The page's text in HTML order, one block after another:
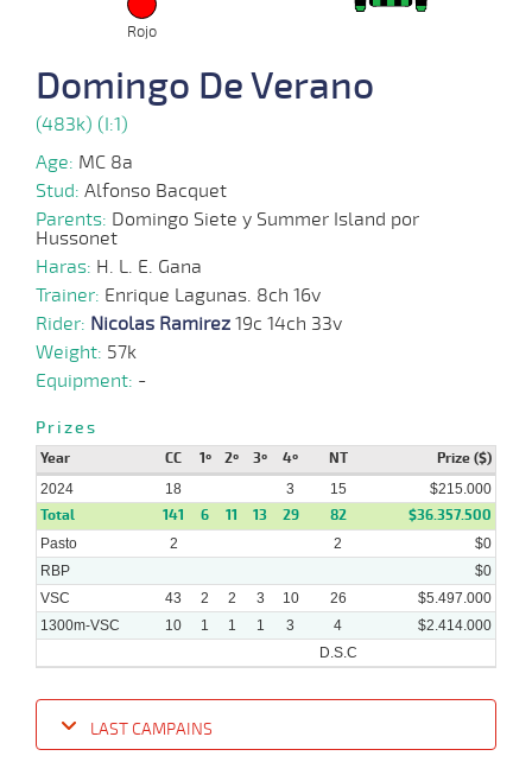
Rojo
Domingo De Verano
(483k) (I:1)
Age: MC 8a
Stud: Alfonso Bacquet
Parents: Domingo Siete y Summer Island por
Hussonet
Haras: H. L. E. Gana
Trainer: Enrique Lagunas. 8ch 16v
Rider: Nicolas Ramirez 19c 14ch 33v
Weight: 57k
Equipment: -
Prizes
Year CC 1º 2º 3º 4º NT Prize ($)
2024 18 3 15 $215.000
Total 141 6 11 13 29 82 $36.357.500
Pasto 2 2
$0
RBP
$0
VSC
43 2 2 3 10 26
$5.497.000
1300m-VSC
10 1 1 1 3 4
$2.414.000
D.S.C
LAST CAMPAINS